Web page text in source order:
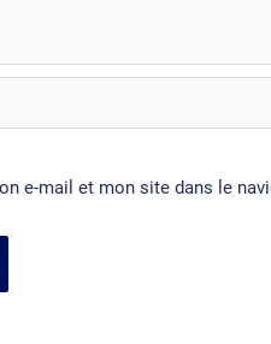
e-mail et mon site dans le